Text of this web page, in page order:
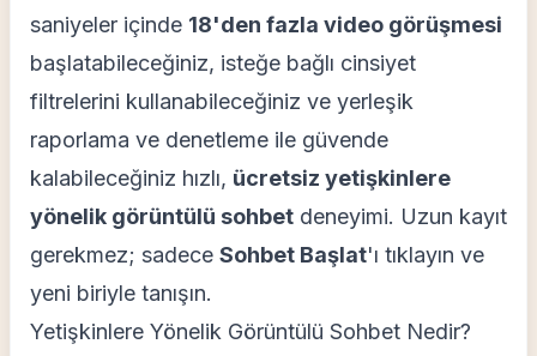
saniyeler içinde 18'den fazla video görüşmesi
başlatabileceğiniz, isteğe bağlı cinsiyet
filtrelerini kullanabileceğiniz ve yerleşik
raporlama ve denetleme ile güvende
kalabileceğiniz hızlı, ücretsiz yetişkinlere
yönelik görüntülü sohbet deneyimi. Uzun kayıt
gerekmez; sadece Sohbet Başlat'ı tıklayın ve
yeni biriyle tanışın.
Yetişkinlere Yönelik Görüntülü Sohbet Nedir?